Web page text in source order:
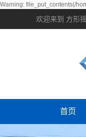
Warning: file_put_contents(/
欢迎来到 方形
首页